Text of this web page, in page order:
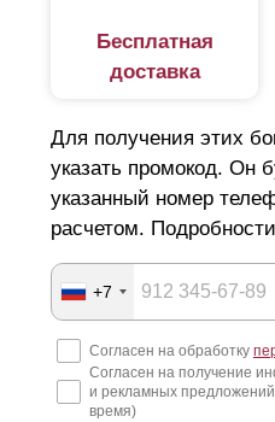
Бесплатная
доставка
Для получения этих
указать промокод. Он
указанный номер
расчетом.
+7
Согласен на обработку
Согласен на получение
и рекламных
время)